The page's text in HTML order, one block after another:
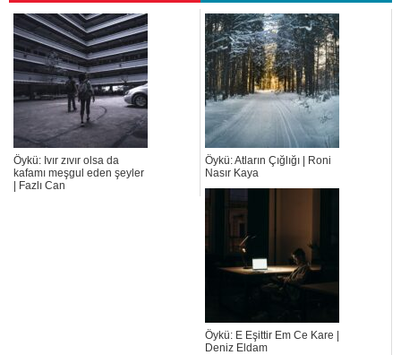
Öykü: Ivır zıvır olsa da
kafamı meşgul eden şeyler
| Fazlı Can
Öykü: Atların Çığlığı | Roni
Nasır Kaya
Öykü: E Eşittir Em Ce Kare |
Deniz Eldam